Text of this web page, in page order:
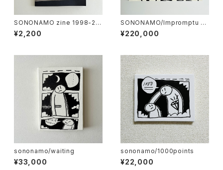
SONONAMO zine 1998-20
03
¥2,200
SONONAMO/Impromptu se
ries-Armed Crowds
¥220,000
sononamo/waiting
¥33,000
sononamo/1000points
¥22,000